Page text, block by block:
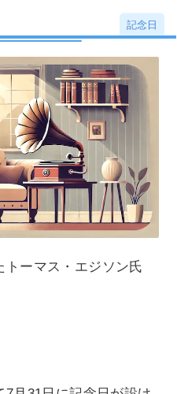
記念日
ーマス・エジソン氏